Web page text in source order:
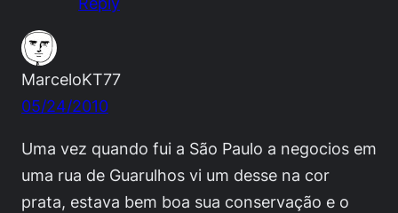
MarceloKT77
05/24/2010
Uma vez quando fui a São Paulo a negocios em
uma rua de Guarulhos vi um desse na cor
prata, estava bem boa sua conservação e o